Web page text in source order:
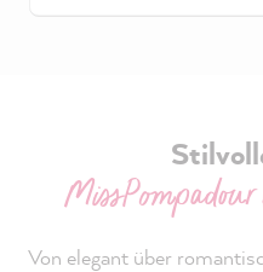
Von elegant über